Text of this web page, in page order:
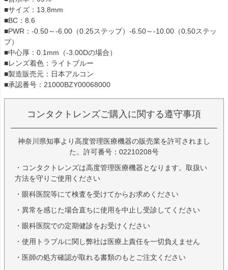
■サイズ：13.8mm
■BC：8.6
■PWR：-0.50～-6.00（0.25ステップ）-6.50～-10.00（0.50ステッ
プ）
■中心厚：0.1mm（-3.00Dの場合）
■レンズ着色：ライトブルー
■製造販売元：日本アルコン
■承認番号：21000BZY00068000
コンタクトレンズご購入に関する遵守事項
神奈川県知事より高度管理医療機器の販売業を許可されまし
た。許可番号：02210208号
・コンタクトレンズは高度管理医療機器となります。取扱い
方法を守りご使用ください
・眼科医院等にて検査を受けてからお求めください
・異常を感じた場合直ちに使用を中止し受診してください
・眼科医院での定期健診をお受けください
・使用トラブルに関し弊社は医療上責任を一切負えません
・医師の処方確認が取れる書類のもとご注文ください